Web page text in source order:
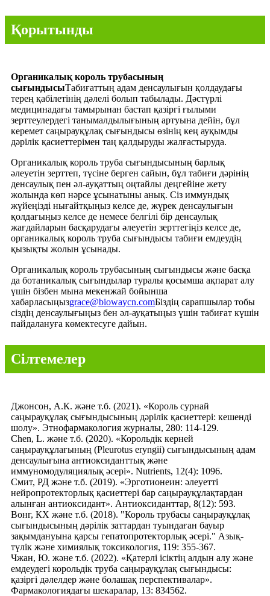
Қорытынды
Органикалық король трубасының
сығындысыТабиғаттың адам денсаулығын қолдаудағы
терең қабілетінің дәлелі болып табылады. Дәстүрлі
медицинадағы тамырынан бастап қазіргі ғылыми
зерттеулердегі танымалдылығының артуына дейін, бұл
керемет саңырауқұлақ сығындысы өзінің кең ауқымды
дәрілік қасиеттерімен таң қалдыруды жалғастыруда.
Органикалық король труба сығындысының барлық
әлеуетін зерттеп, түсіне берген сайын, бұл табиғи дәрінің
денсаулық пен әл-ауқаттың оңтайлы деңгейіне жету
жолында көп нәрсе ұсынатыны анық. Сіз иммундық
жүйеңізді нығайтқыңыз келсе де, жүрек денсаулығын
қолдағыңыз келсе де немесе белгілі бір денсаулық
жағдайларын басқарудағы әлеуетін зерттегіңіз келсе де,
органикалық король труба сығындысы табиғи емдеудің
қызықты жолын ұсынады.
Органикалық король трубасының сығындысы және басқа
да ботаникалық сығындылар туралы қосымша ақпарат алу
үшін бізбен мына мекенжай бойынша
хабарласыңызgrace@biowaycn.comБіздің сарапшылар тобы
сіздің денсаулығыңыз бен әл-ауқатыңыз үшін табиғат күшін
пайдалануға көмектесуге дайын.
Сілтемелер
Джонсон, А.К. және т.б. (2021). «Король сурнай
саңырауқұлақ сығындысының дәрілік қасиеттері: кешенді
шолу». Этнофармакология журналы, 280: 114-129.
Chen, L. және т.б. (2020). «Корольдік керней
саңырауқұлағының (Pleurotus eryngii) сығындысының адам
денсаулығына антиоксиданттық және
иммуномодуляциялық әсері». Nutrients, 12(4): 1096.
Смит, РД және т.б. (2019). «Эрготионеин: әлеуетті
нейропротекторлық қасиеттері бар саңырауқұлақтардан
алынған антиоксидант». Антиоксиданттар, 8(12): 593.
Вонг, КХ және т.б. (2018). "Король трубасы саңырауқұлақ
сығындысының дәрілік заттардан туындаған бауыр
зақымдануына қарсы гепатопротекторлық әсері." Азық-
түлік және химиялық токсикология, 119: 355-367.
Чжан, Ю. және т.б. (2022). «Қатерлі ісіктің алдын алу және
емдеудегі корольдік труба саңырауқұлақ сығындысы:
қазіргі дәлелдер және болашақ перспективалар».
Фармакологиядағы шекаралар, 13: 834562.